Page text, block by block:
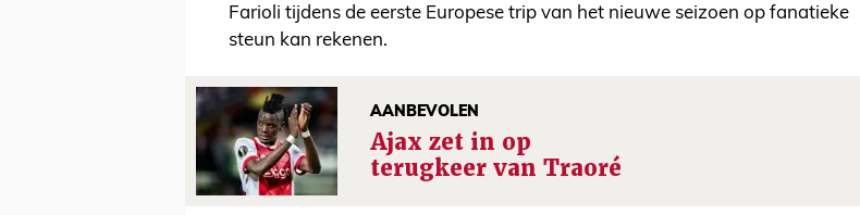
Farioli tijdens de eerste Europese trip van het nieuwe seizoen op fanatieke
steun kan rekenen.
AANBEVOLEN
Ajax zet in op
terugkeer van Traoré